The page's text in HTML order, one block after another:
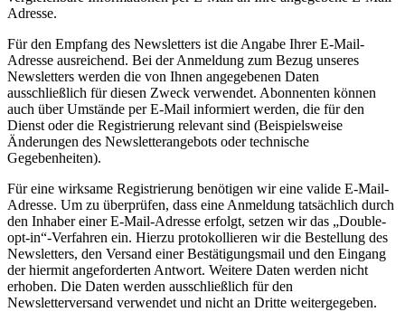
Adresse.
Für den Empfang des Newsletters ist die Angabe Ihrer E-Mail-
Adresse ausreichend. Bei der Anmeldung zum Bezug unseres
Newsletters werden die von Ihnen angegebenen Daten
ausschließlich für diesen Zweck verwendet. Abonnenten können
auch über Umstände per E-Mail informiert werden, die für den
Dienst oder die Registrierung relevant sind (Beispielsweise
Änderungen des Newsletterangebots oder technische
Gegebenheiten).
Für eine wirksame Registrierung benötigen wir eine valide E-Mail-
Adresse. Um zu überprüfen, dass eine Anmeldung tatsächlich durch
den Inhaber einer E-Mail-Adresse erfolgt, setzen wir das „Double-
opt-in“-Verfahren ein. Hierzu protokollieren wir die Bestellung des
Newsletters, den Versand einer Bestätigungsmail und den Eingang
der hiermit angeforderten Antwort. Weitere Daten werden nicht
erhoben. Die Daten werden ausschließlich für den
Newsletterversand verwendet und nicht an Dritte weitergegeben.